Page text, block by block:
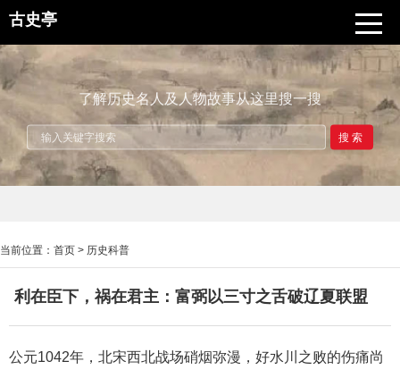
古史亭
了解历史名人及人物故事从这里搜一搜
搜索
当前位置： 首页 > 历史科普
利在臣下，祸在君主：富弼以三寸之舌破辽夏联盟
公元1042年，北宋西北战场硝烟弥漫，好水川之败的伤痛尚